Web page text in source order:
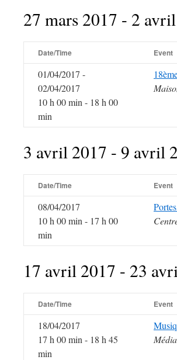
27 mars 2017 - 2
Date/Time Event
01/04/2017 -
02/04/2017
10 h 00 min - 18 h 00
min
3 avril 2017 - 9 avril
Date/Time Event
08/04/2017
10 h 00 min - 17 h 00
min
17 avril 2017 - 23
Date/Time Event
18/04/2017
17 h 00 min - 18 h 45
min